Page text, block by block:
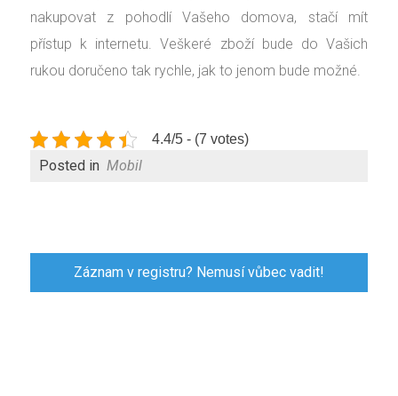
nakupovat z pohodlí Vašeho domova, stačí mít
přístup k internetu. Veškeré zboží bude do Vašich
rukou doručeno tak rychle, jak to jenom bude možné.
4.4/5 - (7 votes)
Posted in Mobil
Záznam v registru? Nemusí vůbec vadit!